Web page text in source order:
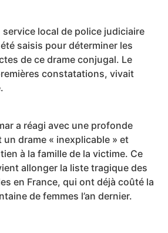
local de police judiciaire
saisis pour déterminer les
de ce drame conjugal. Le
constatations, vivait
a réagi avec une profonde
drame « inexplicable » et
à la famille de la victime. Ce
allonger la liste tragique des
en France, qui ont déjà coûté la
de femmes l’an dernier.